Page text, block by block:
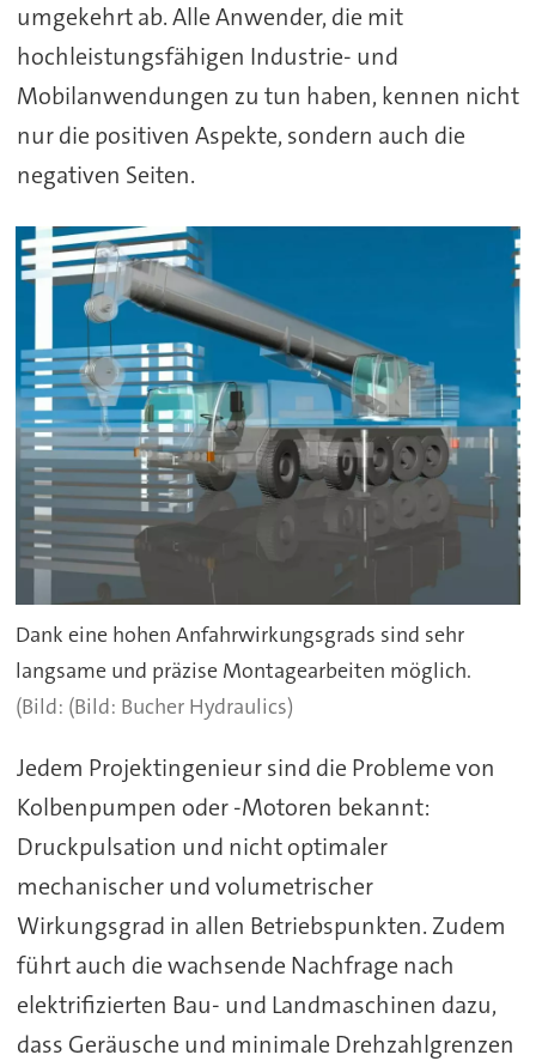
umgekehrt ab. Alle Anwender, die mit
hochleistungsfähigen Industrie- und
Mobilanwendungen zu tun haben, kennen nicht
nur die positiven Aspekte, sondern auch die
negativen Seiten.
Dank eine hohen Anfahrwirkungsgrads sind sehr
langsame und präzise Montagearbeiten möglich.
(Bild: Bucher Hydraulics)
Jedem Projektingenieur sind die Probleme von
Kolbenpumpen oder -Motoren bekannt:
Druckpulsation und nicht optimaler
mechanischer und volumetrischer
Wirkungsgrad in allen Betriebspunkten. Zudem
führt auch die wachsende Nachfrage nach
elektrifizierten Bau- und Landmaschinen dazu,
dass Geräusche und minimale Drehzahlgrenzen